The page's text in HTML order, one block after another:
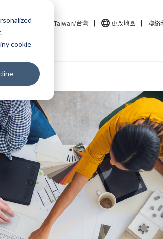
cookie
Taiwan/台灣 更改地區 聯絡